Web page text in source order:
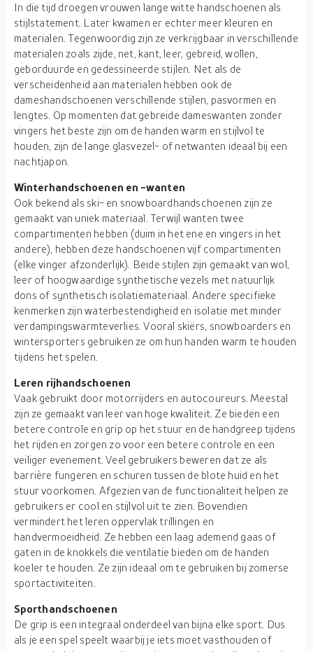
In die tijd droegen vrouwen lange witte handschoenen als
stijlstatement. Later kwamen er echter meer kleuren en
materialen. Tegenwoordig zijn ze verkrijgbaar in verschillende
materialen zoals zijde, net, kant, leer, gebreid, wollen,
geborduurde en gedessineerde stijlen. Net als de
verscheidenheid aan materialen hebben ook de
dameshandschoenen verschillende stijlen, pasvormen en
lengtes. Op momenten dat gebreide dameswanten zonder
vingers het beste zijn om de handen warm en stijlvol te
houden, zijn de lange glasvezel- of netwanten ideaal bij een
nachtjapon.
Winterhandschoenen en -wanten
Ook bekend als ski- en snowboardhandschoenen zijn ze
gemaakt van uniek materiaal. Terwijl wanten twee
compartimenten hebben (duim in het ene en vingers in het
andere), hebben deze handschoenen vijf compartimenten
(elke vinger afzonderlijk). Beide stijlen zijn gemaakt van wol,
leer of hoogwaardige synthetische vezels met natuurlijk
dons of synthetisch isolatiemateriaal. Andere specifieke
kenmerken zijn waterbestendigheid en isolatie met minder
verdampingswarmteverlies. Vooral skiërs, snowboarders en
wintersporters gebruiken ze om hun handen warm te houden
tijdens het spelen.
Leren rijhandschoenen
Vaak gebruikt door motorrijders en autocoureurs. Meestal
zijn ze gemaakt van leer van hoge kwaliteit. Ze bieden een
betere controle en grip op het stuur en de handgreep tijdens
het rijden en zorgen zo voor een betere controle en een
veiliger evenement. Veel gebruikers beweren dat ze als
barrière fungeren en schuren tussen de blote huid en het
stuur voorkomen. Afgezien van de functionaliteit helpen ze
gebruikers er cool en stijlvol uit te zien. Bovendien
vermindert het leren oppervlak trillingen en
handvermoeidheid. Ze hebben een laag ademend gaas of
gaten in de knokkels die ventilatie bieden om de handen
koeler te houden. Ze zijn ideaal om te gebruiken bij zomerse
sportactiviteiten.
Sporthandschoenen
De grip is een integraal onderdeel van bijna elke sport. Dus
als je een spel speelt waarbij je iets moet vasthouden of